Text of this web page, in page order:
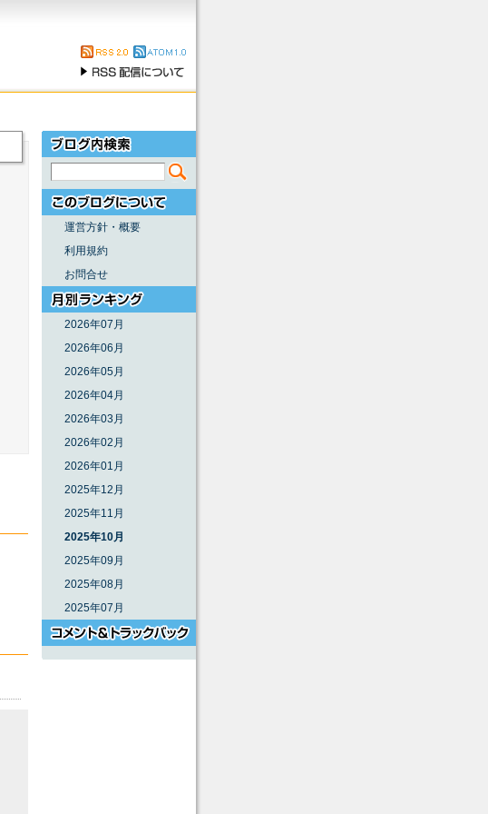
運営方針・概要
利用規約
お問合せ
2026年07月
2026年06月
2026年05月
2026年04月
2026年03月
2026年02月
2026年01月
2025年12月
2025年11月
2025年10月
2025年09月
2025年08月
2025年07月